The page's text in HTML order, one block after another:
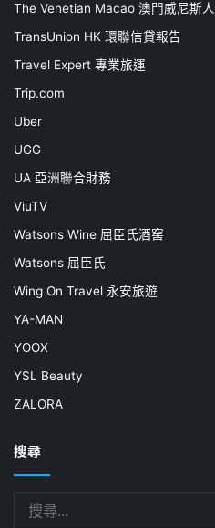
The Venetian Macao 澳門威尼斯人
TransUnion HK 環聯信貸報告
Travel Expert 專業旅運
Trip.com
Uber
UGG
UA 亞洲聯合財務
ViuTV
Watsons Wine 屈臣氏酒窖
Watsons 屈臣氏
Wing On Travel 永安旅遊
YA-MAN
YOOX
YSL Beauty
ZALORA
搜尋